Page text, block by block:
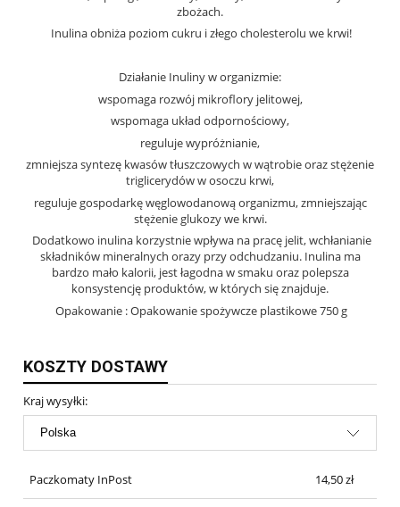
zbożach.
Inulina obniża poziom cukru i złego cholesterolu we krwi!
Działanie Inuliny w organizmie:
wspomaga rozwój mikroflory jelitowej,
wspomaga układ odpornościowy,
reguluje wypróżnianie,
zmniejsza syntezę kwasów tłuszczowych w wątrobie oraz stężenie
triglicerydów w osoczu krwi,
reguluje gospodarkę węglowodanową organizmu, zmniejszając
stężenie glukozy we krwi.
Dodatkowo inulina korzystnie wpływa na pracę jelit, wchłanianie
składników mineralnych orazy przy odchudzaniu. Inulina ma
bardzo mało kalorii, jest łagodna w smaku oraz polepsza
konsystencję produktów, w których się znajduje.
Opakowanie : Opakowanie spożywcze plastikowe 750 g
KOSZTY DOSTAWY
Kraj wysyłki:
Paczkomaty InPost 14,50 zł